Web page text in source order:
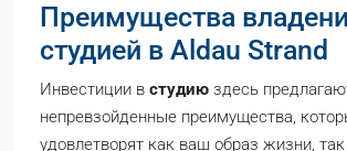
Преимущества
студией в Aldau Strand
Инвестиции в студию здесь
непревзойденные преимущества,
удовлетворят как ваш образ жизни,